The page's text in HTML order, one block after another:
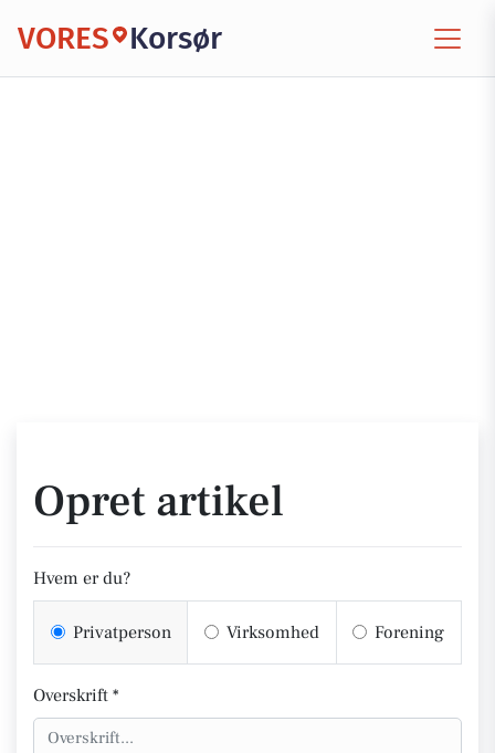
VORES Korsør
Opret artikel
Hvem er du?
Privatperson Virksomhed Forening
Overskrift *